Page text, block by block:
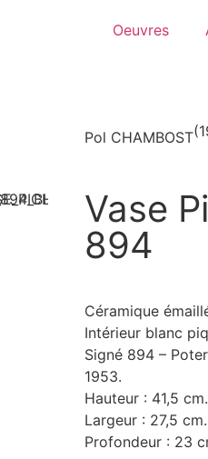
Oeuvres
Pol CHAMBOST
Vase
894
Céramique
Intérieur blanc
Signé 894 –
1953.
Hauteur : 41,5 cm.
Largeur : 27,5 cm.
Profondeur : 23